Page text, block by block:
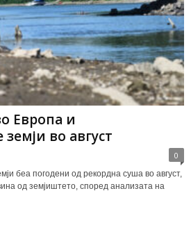
Европа и
во август
0
беа погодени од рекордна суша во август,
од земјиштето, според анализата на